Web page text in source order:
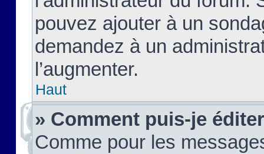
pouvez ajouter à un
demandez à un
l’augmenter.
Haut
» Comment puis-je
Comme pour les